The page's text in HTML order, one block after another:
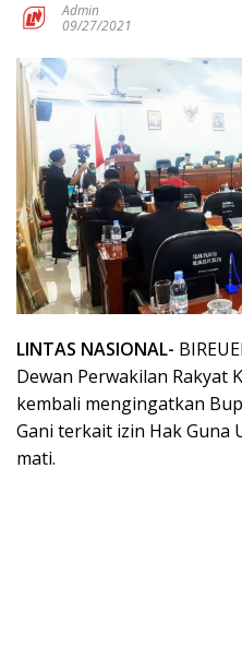
Admin
09/27/2021
LINTAS NASIONAL-
Dewan Perwakilan Rakyat
kembali mengingatkan
Gani terkait izin Hak Guna
mati.